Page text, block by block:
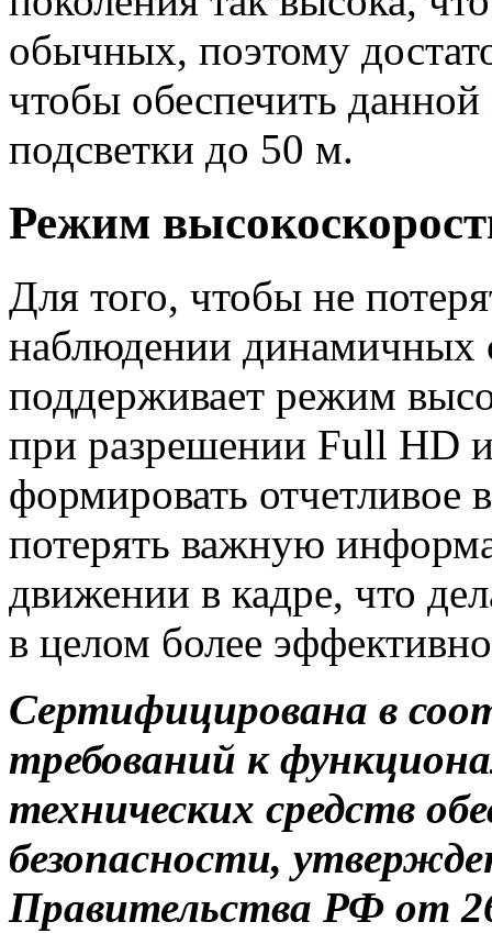
обычных, поэтому
чтобы обеспечить
подсветки до 50 м.
Режим
Для того, чтобы не
наблюдении динамичных
поддерживает режим
при разрешении Full HD
формировать отчетливое
потерять важную
движении в кадре, что
в целом более
Сертифицирована в
требований к
технических средств
безопасности,
Правительства РФ от